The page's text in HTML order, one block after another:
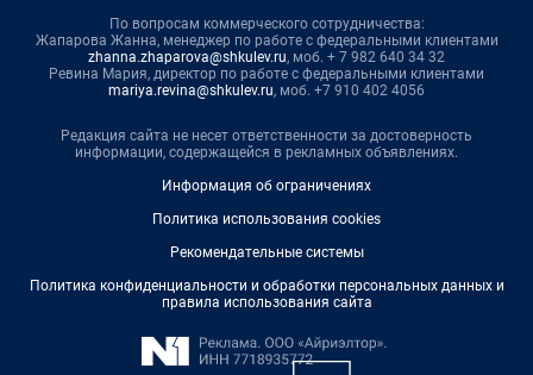
По вопросам коммерческого сотрудничества:
Жапарова Жанна, менеджер по работе с федеральными клиентами
zhanna.zhaparova@shkulev.ru, моб. + 7 982 640 34 32
Ревина Мария, директор по работе с федеральными клиентами
mariya.revina@shkulev.ru, моб. +7 910 402 4056
Редакция сайта не несет ответственности за достоверность
информации, содержащейся в рекламных объявлениях.
Информация об ограничениях
Политика использования cookies
Рекомендательные системы
Политика конфиденциальности и обработки персональных данных и
правила использования сайта